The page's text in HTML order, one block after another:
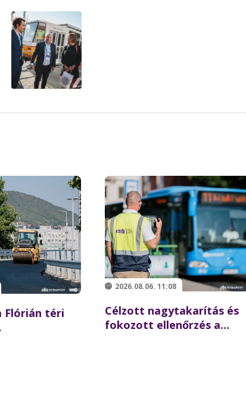
Flórián téri
2026.08.06. 11:08
Célzott nagytakarítás és
fokozott ellenőrzés a